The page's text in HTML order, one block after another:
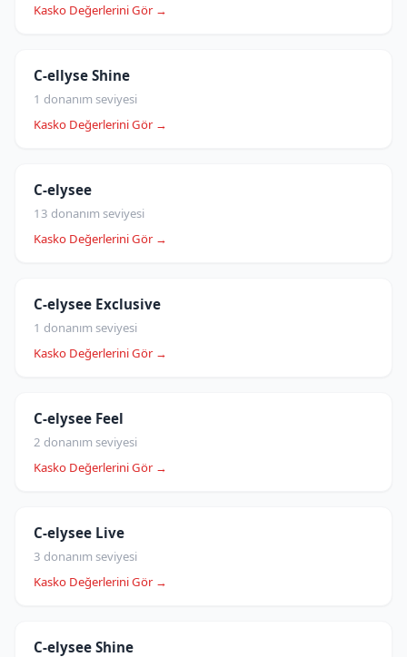
Kasko Değerlerini Gör →
C-ellyse Shine
1 donanım seviyesi
Kasko Değerlerini Gör →
C-elysee
13 donanım seviyesi
Kasko Değerlerini Gör →
C-elysee Exclusive
1 donanım seviyesi
Kasko Değerlerini Gör →
C-elysee Feel
2 donanım seviyesi
Kasko Değerlerini Gör →
C-elysee Live
3 donanım seviyesi
Kasko Değerlerini Gör →
C-elysee Shine